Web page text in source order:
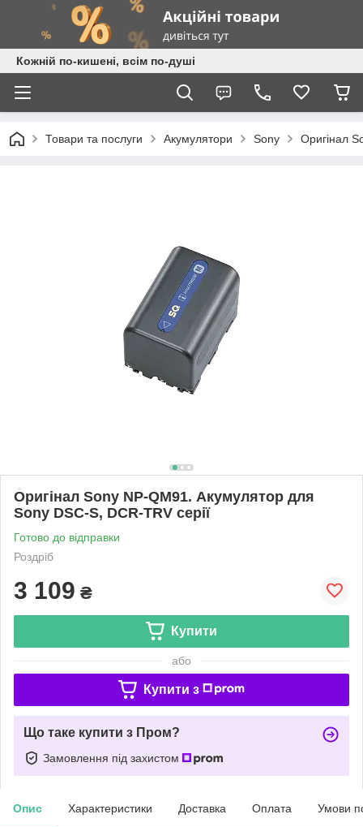
Кожній по-кишені, всім по-душі
Товари та послуги Акумулятори Sony Оригінал
Оригінал Sony NP-QM91. Акумулятор для
Sony DSC-S, DCR-TRV серії
Готово до відправки
Роздріб
3 109 ₴
Купити
або
Купити з
Що таке купити з Пром?
Замовлення під захистом
Опис Характеристики Доставка Оплата Умови